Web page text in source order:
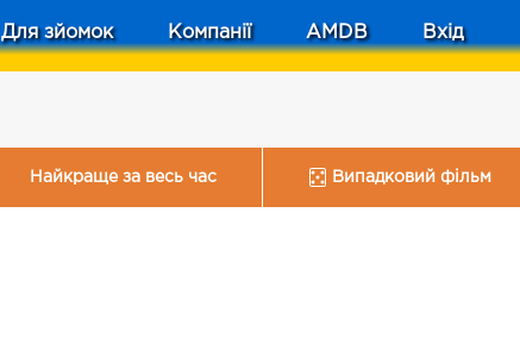
Для зйомок Компанії AMDB Вхід
Найкраще за весь час Випадковий фільм